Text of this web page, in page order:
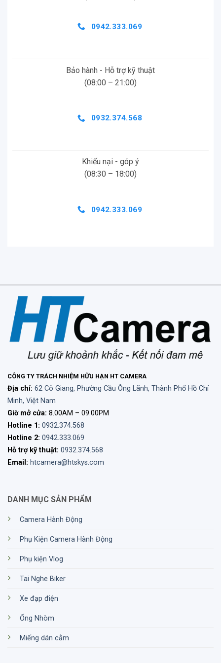
Bạn chỉ cần sạc lại trong 30 phút là có thể tha hồ
chụp ảnh lên đến 2,5 giờ.
Vì vậy bạn có thể dành nhiều thời gian của mình vào
chuyến du lịch hơn là tập trung vào quay video.
Khả năng chống nước đạt IPX8
điều kiện thời tiết xấu.
0942.333.069
Bảo hành - Hỗ trợ kỹ thuật
(08:00 – 21:00)
0932.374.568
Khiếu nại - góp ý
(08:30 – 18:00)
0942.333.069
CÔNG TY TRÁCH NHIỆM HỮU HẠN HT CAMERA
Địa chỉ: 62 Cô Giang, Phường Cầu Ông Lãnh, Thành Phố Hồ Chí
Minh, Việt Nam
Giờ mở cửa: 8.00AM – 09.00PM
Hotline 1: 0932.374.568
Hotline 2: 0942.333.069
Hỗ trợ kỹ thuật: 0932.374.568
Email: htcamera@htskys.com
DANH MỤC SẢN PHẨM
Camera Hành Động
Phụ Kiện Camera Hành Động
Phụ kiện Vlog
Tai Nghe Biker
Xe đạp điện
Ống Nhòm
Miếng dán cằm